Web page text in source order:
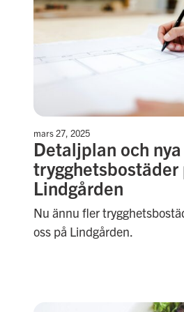
mars 27, 2025
Detaljplan och nya
trygghetsbostäder
Lindgården
Nu ännu fler
oss på Lindgården.